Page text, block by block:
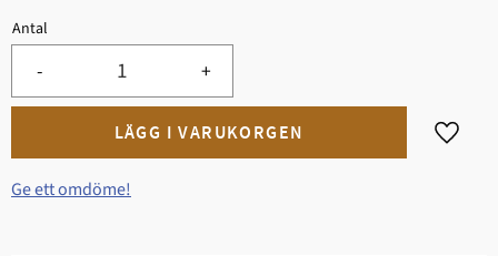
Antal
+
-
Lägg
Ge ett omdöme!